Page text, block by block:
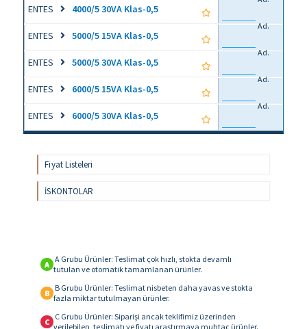
ENTES 4000/5 30VA Klas-0,5
ENTES 5000/5 15VA Klas-0,5
Ad.
ENTES 5000/5 30VA Klas-0,5
Ad.
ENTES 6000/5 15VA Klas-0,5
Ad.
ENTES 6000/5 30VA Klas-0,5
Ad.
Fiyat Listeleri
İSKONTOLAR
A A Grubu Ürünler: Teslimat çok hızlı, stokta devamlı
tutulan ve otomatik tamamlanan ürünler.
B B Grubu Ürünler: Teslimat nisbeten daha yavas ve stokta
fazla miktar tutulmayan ürünler.
C C Grubu Ürünler: Siparişi ancak teklifimiz üzerinden
verilebilen, teslimatı ve fiyatı araştırmaya muhtaç ürünler.